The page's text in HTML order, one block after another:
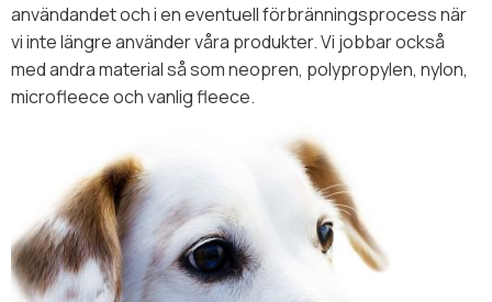
användandet och i en eventuell förbränningsprocess när
vi inte längre använder våra produkter. Vi jobbar också
med andra material så som neopren, polypropylen, nylon,
microfleece och vanlig fleece.